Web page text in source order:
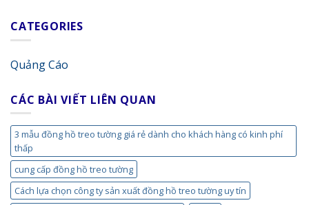
CATEGORIES
Quảng Cáo
CÁC BÀI VIẾT LIÊN QUAN
3 mẫu đồng hồ treo tường giá rẻ dành cho khách hàng có kinh phí
thấp
cung cấp đồng hồ treo tường
Cách lựa chọn công ty sản xuất đồng hồ treo tường uy tín